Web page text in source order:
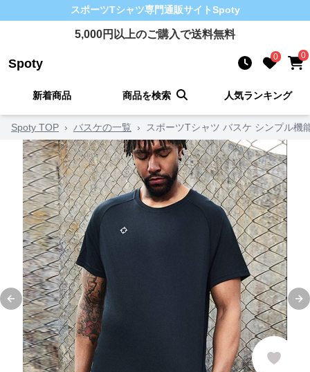
スポーツTシャツ専門通販サイトSpoty
5,000円以上のご購入で送料無料
Spoty 0 0
新着商品 商品を検索 人気ランキング
Spoty TOP › バスケの一覧 › スポーツTシャツ バスケ シンプル機
Previous slide